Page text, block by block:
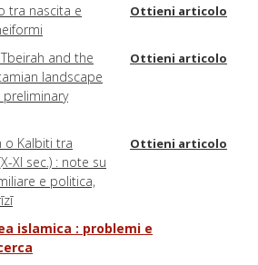
tra nascita e
Ottieni articolo
and the
landscape
preliminary
Ottieni articolo
o Kalbiti tra
XI sec.) : note su
e politica,
Ottieni articolo
islamica : problemi e